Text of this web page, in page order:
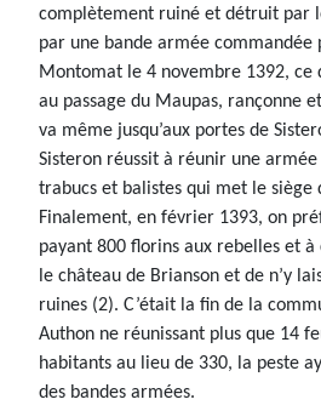
complètement ruiné et détruit par
par une bande armée commandée
Montomat le 4 novembre 1392,
au passage du Maupas, rançonne
va même jusqu’aux portes de
Sisteron réussit à réunir une
trabucs et balistes qui met le siège
Finalement, en février 1393, on
payant 800 florins aux rebelles et à
le château de Brianson et de n’y
ruines (2). C’était la fin de la
Authon ne réunissant plus que 14
habitants au lieu de 330, la peste
des bandes armées.